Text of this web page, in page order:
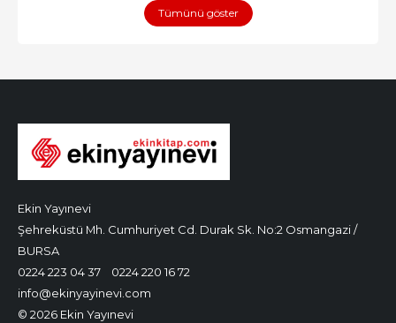
Tümünü göster
Ekin Yayınevi
Şehreküstü Mh. Cumhuriyet Cd. Durak Sk. No:2 Osmangazi /
BURSA
0224 223 04 37
0224 220 16 72
info@ekinyayinevi.com
© 2026 Ekin Yayınevi